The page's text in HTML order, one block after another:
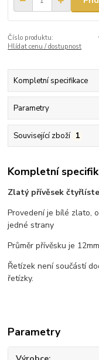
Číslo produktu:
Hlídat cenu / dostupnost
Kompletní specifikace
Parametry
Související zboží 1
Kompletní
Zlatý přívěsek
Provedení je bílé zlato,
jedné strany
Průměr přívěsku je 12mm
Řetízek není součástí
řetízky.
Parametry